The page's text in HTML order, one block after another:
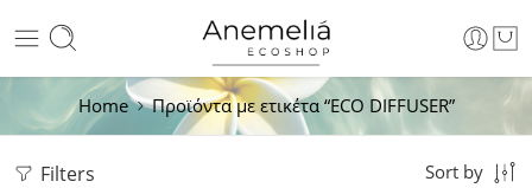
Home Προϊόντα με ετικέτα “ECO DIFFUSER”
Filters Sort by